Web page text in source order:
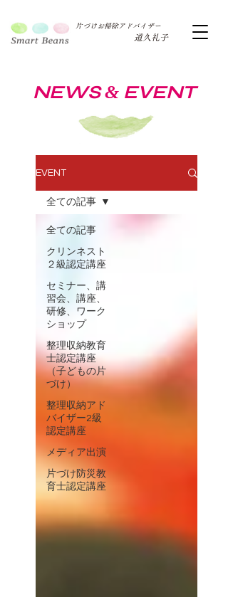
片づけお掃除アドバイザー
道久礼子
NEWS&EVENT
EVENT
全ての記事
クリンネスト
２級認定講座
セミナー、講
習会、講座、
研修、ワーク
ショップ
整理収納教育
士認定講座
（子どもの片
づけ）
整理収納アド
バイザー2級
認定講座
メディア出演
片づけ防災教
育士認定講座
全ての記事